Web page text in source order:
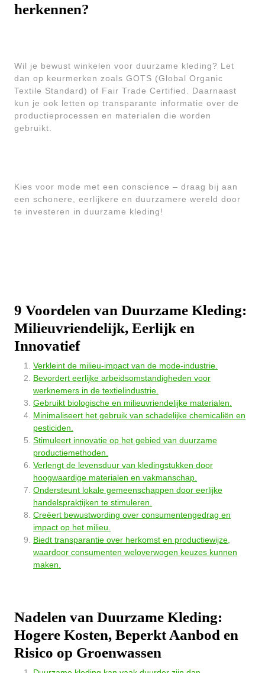
herkennen?
Wil je bewust winkelen voor duurzame kleding? Let
dan op keurmerken zoals GOTS (Global Organic
Textile Standard) of Fair Trade Certified. Daarnaast
kun je ook letten op transparante informatie over de
productieprocessen en materialen die worden
gebruikt.
Kies voor mode met een conscience – draag bij aan
een schonere, eerlijkere en duurzamere wereld door
te investeren in duurzame kleding!
9 Voordelen van Duurzame Kleding:
Milieuvriendelijk, Eerlijk en
Innovatief
Verkleint de milieu-impact van de mode-industrie.
Bevordert eerlijke arbeidsomstandigheden voor
werknemers in de textielindustrie.
Gebruikt biologische en milieuvriendelijke materialen.
Minimaliseert het gebruik van schadelijke chemicaliën en
pesticiden.
Stimuleert innovatie op het gebied van duurzame
productiemethoden.
Verlengt de levensduur van kledingstukken door
hoogwaardige materialen en vakmanschap.
Ondersteunt lokale gemeenschappen door eerlijke
handelspraktijken te stimuleren.
Creëert bewustwording over consumentengedrag en
impact op het milieu.
Biedt transparantie over herkomst en productiewijze,
waardoor consumenten weloverwogen keuzes kunnen
maken.
Nadelen van Duurzame Kleding:
Hogere Kosten, Beperkt Aanbod en
Risico op Groenwassen